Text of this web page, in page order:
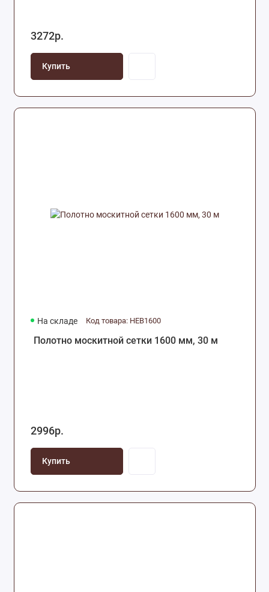
3272р.
Купить
На складе Код товара: HEB1600
Полотно москитной сетки 1600 мм, 30 м
2996р.
Купить